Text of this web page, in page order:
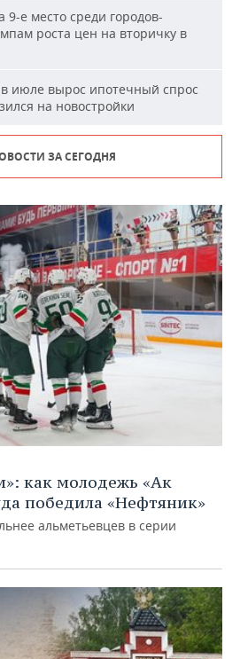
9-е место среди городов-
роста цен на вторичку в
в июле вырос ипотечный спрос
на новостройки
ЗА СЕГОДНЯ
как молодежь «Ак
победила «Нефтяник»
альметьевцев в серии